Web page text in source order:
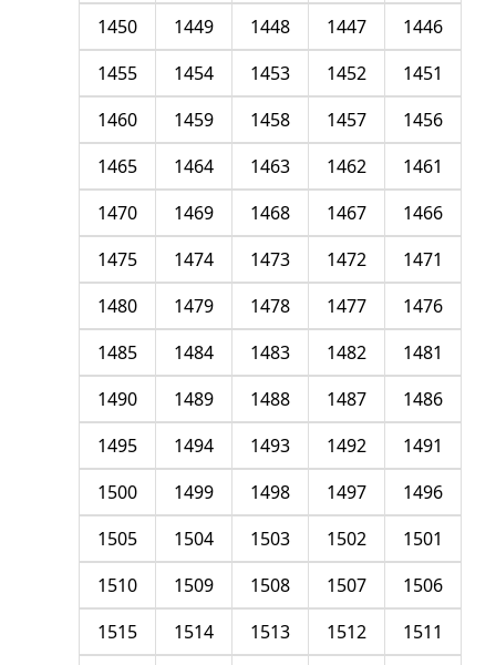
1446
1447
1448
1449
1450
1451
1452
1453
1454
1455
1456
1457
1458
1459
1460
1461
1462
1463
1464
1465
1466
1467
1468
1469
1470
1471
1472
1473
1474
1475
1476
1477
1478
1479
1480
1481
1482
1483
1484
1485
1486
1487
1488
1489
1490
1491
1492
1493
1494
1495
1496
1497
1498
1499
1500
1501
1502
1503
1504
1505
1506
1507
1508
1509
1510
1511
1512
1513
1514
1515